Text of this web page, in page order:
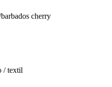
cherry
/ textil